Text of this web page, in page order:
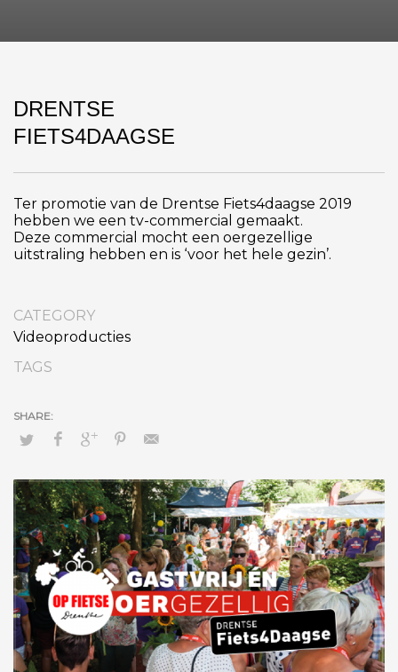
DRENTSE
FIETS4DAAGSE
Ter promotie van de Drentse Fiets4daagse 2019
hebben we een tv-commercial gemaakt.
Deze commercial mocht een oergezellige
uitstraling hebben en is ‘voor het hele gezin’.
CATEGORY
Videoproducties
TAGS